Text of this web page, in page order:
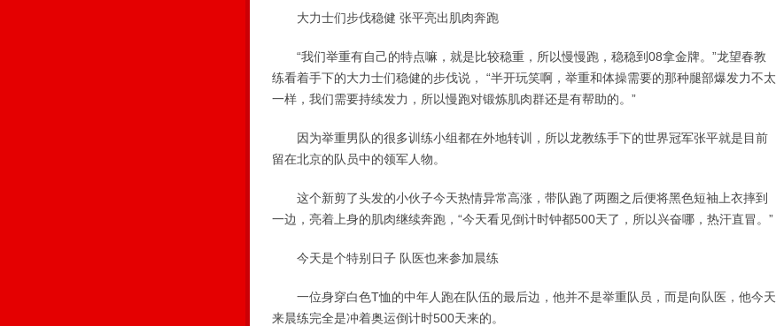
大力士们步伐稳健 张平亮出肌肉奔跑
“我们举重有自己的特点嘛，就是比较稳重，所以慢慢跑，稳稳到08拿金牌。”龙望春教
练看着手下的大力士们稳健的步伐说， “半开玩笑啊，举重和体操需要的那种腿部爆发力不太
一样，我们需要持续发力，所以慢跑对锻炼肌肉群还是有帮助的。”
因为举重男队的很多训练小组都在外地转训，所以龙教练手下的世界冠军张平就是目前
留在北京的队员中的领军人物。
这个新剪了头发的小伙子今天热情异常高涨，带队跑了两圈之后便将黑色短袖上衣摔到
一边，亮着上身的肌肉继续奔跑，“今天看见倒计时钟都500天了，所以兴奋哪，热汗直冒。”
今天是个特别日子 队医也来参加晨练
一位身穿白色T恤的中年人跑在队伍的最后边，他并不是举重队员，而是向队医，他今天
来晨练完全是冲着奥运倒计时500天来的。